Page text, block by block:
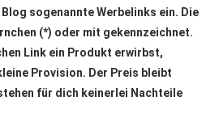
sogenannte Werbelinks ein. Die
(*) oder mit gekennzeichnet.
Link ein Produkt erwirbst,
Provision. Der Preis bleibt
für dich keinerlei Nachteile